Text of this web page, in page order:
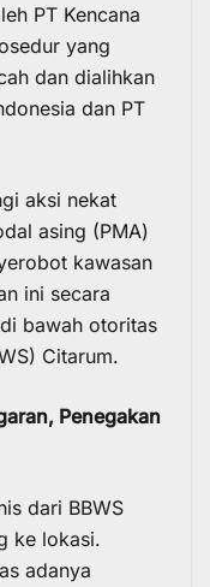
PT Kencana
yang
dan dialihkan
dan PT
aksi nekat
asing (PMA)
kawasan
ini secara
bawah otoritas
Citarum.
Penegakan
dari BBWS
ke lokasi.
adanya